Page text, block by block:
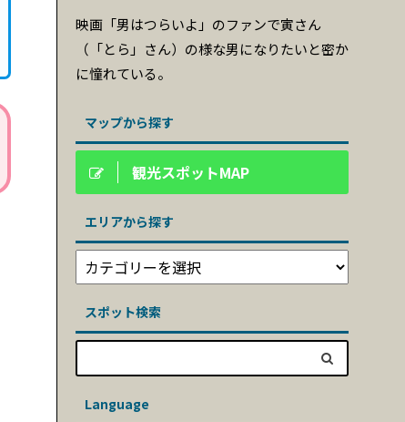
映画「男はつらいよ」のファンで寅さん
（「とら」さん）の様な男になりたいと密か
に憧れている。
マップから探す
観光スポットMAP
エリアから探す
スポット検索
Language